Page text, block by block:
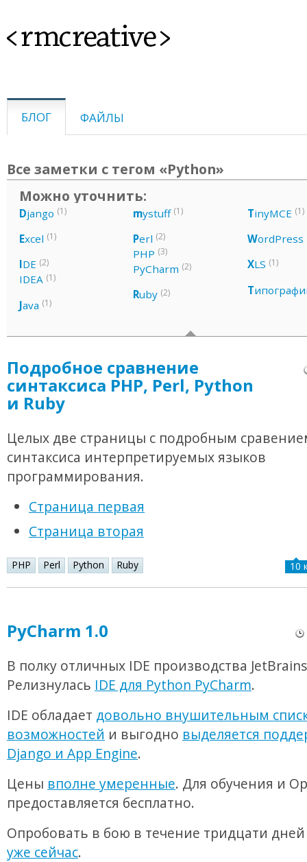
<rmcreative>
БЛОГ ФАЙЛЫ
Все заметки с тегом «Python»
Можно уточнить:
Django (1)
Excel (1)
IDE (2)
IDEA (1)
Java (1)
mystuff (1)
Perl (2)
PHP (3)
PyCharm (2)
Ruby (2)
TinyMCE (1)
WordPress
XLS (1)
Т
Подробное сравнение
синтаксиса PHP, Perl, Python
и Ruby
Целых две страницы с подробным
синтаксиса интерпретируемых языков
программирования.
Страница первая
Страница вторая
PHP Perl Python Ruby 10
PyCharm 1.0
В полку отличных IDE производства
Релизнулась IDE для Python PyCharm.
IDE обладает довольно внушительным
возможностей и выгодно выделяется
Django и App Engine.
Цены вполне умеренные. Для обучения и
предоставляется бесплатно.
Опробовать в бою в течение тридцати
уже сейчас.